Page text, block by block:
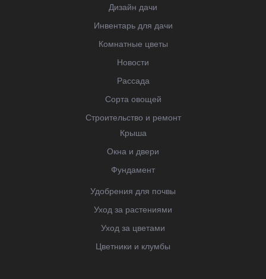
Дизайн дачи
Инвентарь для дачи
Комнатные цветы
Новости
Рассада
Сорта овощей
Строительство и ремонт
Крыша
Окна и двери
Фундамент
Удобрения для почвы
Уход за растениями
Уход за цветами
Цветники и клумбы